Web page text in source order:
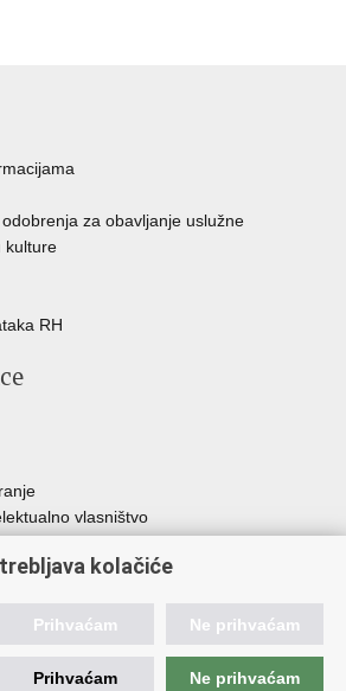
za obavljanje uslužne
kulture
RH
vlasništvo
centar
kolačiće
Prihvaćam Ne prihvaćam
Prihvaćam Ne prihvaćam